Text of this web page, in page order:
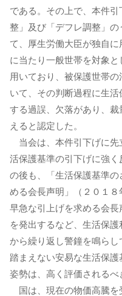
である。その上で、本件
整」及び「デフレ調整」
て、厚生労働大臣が独自
に当たり一般世帯を対象
用いており、被保護世帯
いて、その判断過程に生
する過誤、欠落があり、
えると認定した。
当会は、本件引下げに先
活保護基準の引下げに強
の後も、「生活保護基準
める会長声明」（２０１
早急な引上げを求める会長
を発出するなど、生活保
から繰り返し警鐘を鳴ら
踏まえない安易な生活保
姿勢は、高く評価されるべ
国は、現在の物価高騰を